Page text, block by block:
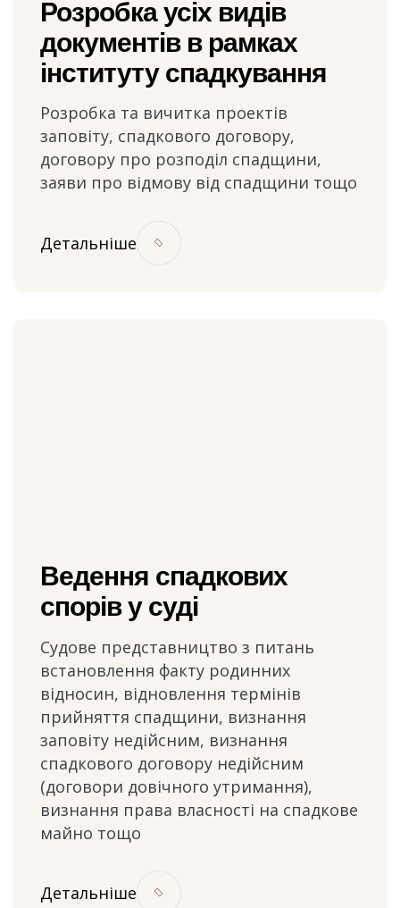
Розробка усіх видів
документів в рамках
інституту спадкування
Розробка та вичитка проектів
заповіту, спадкового договору,
договору про розподіл спадщини,
заяви про відмову від спадщини тощо
Детальніше
Ведення спадкових
спорів у суді
Судове представництво з питань
встановлення факту родинних
відносин, відновлення термінів
прийняття спадщини, визнання
заповіту недійсним, визнання
спадкового договору недійсним
(договори довічного утримання),
визнання права власності на спадкове
майно тощо
Детальніше